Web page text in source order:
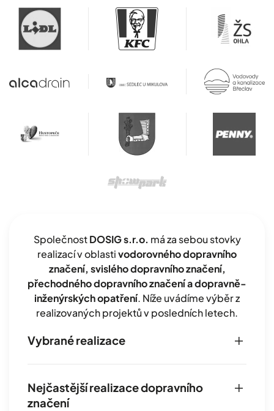
SpolečnostDOSIG s.r.o. má za sebou stovky
realizací v oblastivodorovného dopravního
značení, svislého dopravního značení,
přechodného dopravního značení a dopravně-
inženýrských opatření. Níže uvádíme výběr z
realizovaných projektů v posledních letech.
Vybrané realizace
Nejčastější realizace dopravního
značení